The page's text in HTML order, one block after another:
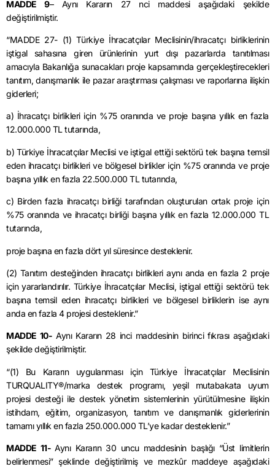
MADDE 9– Aynı Kararın 27 nci maddesi aşağıdaki şekilde
değiştirilmiştir.
“MADDE 27- (1) Türkiye İhracatçılar Meclisinin/ihracatçı birliklerinin
iştigal sahasına giren ürünlerinin yurt dışı pazarlarda tanıtılması
amacıyla Bakanlığa sunacakları proje kapsamında gerçekleştirecekleri
tanıtım, danışmanlık ile pazar araştırması çalışması ve raporlarına ilişkin
giderleri;
a) İhracatçı birlikleri için %75 oranında ve proje başına yıllık en fazla
12.000.000 TL tutarında,
b) Türkiye İhracatçılar Meclisi ve iştigal ettiği sektörü tek başına temsil
eden ihracatçı birlikleri ve bölgesel birlikler için %75 oranında ve proje
başına yıllık en fazla 22.500.000 TL tutarında,
c) Birden fazla ihracatçı birliği tarafından oluşturulan ortak proje için
%75 oranında ve ihracatçı birliği başına yıllık en fazla 12.000.000 TL
tutarında,
proje başına en fazla dört yıl süresince desteklenir.
(2) Tanıtım desteğinden ihracatçı birlikleri aynı anda en fazla 2 proje
için yararlandırılır. Türkiye İhracatçılar Meclisi, iştigal ettiği sektörü tek
başına temsil eden ihracatçı birlikleri ve bölgesel birliklerin ise aynı
anda en fazla 4 projesi desteklenir.”
MADDE 10- Aynı Kararın 28 inci maddesinin birinci fıkrası aşağıdaki
şekilde değiştirilmiştir.
“(1) Bu Kararın uygulanması için Türkiye İhracatçılar Meclisinin
TURQUALITY®/marka destek programı, yeşil mutabakata uyum
projesi desteği ile destek yönetim sistemlerinin yürütülmesine ilişkin
istihdam, eğitim, organizasyon, tanıtım ve danışmanlık giderlerinin
tamamı yıllık en fazla 250.000.000 TL’ye kadar desteklenir.”
MADDE 11-Aynı Kararın 30 uncu maddesinin başlığı “Üst limitlerin
belirlenmesi” şeklinde değiştirilmiş ve mezkûr maddeye aşağıdaki